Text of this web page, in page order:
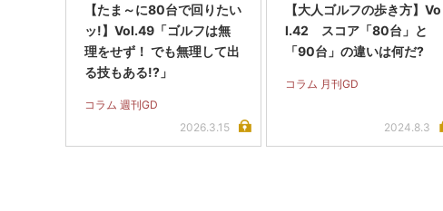
【たま～に80台で回りたい
ッ!】Vol.49「ゴルフは無
理をせず！ でも無理して出
る技もある!?」
コラム 週刊GD
2026.3.15
【大人ゴルフの歩き方】Vo
l.42 スコア「80台」と
「90台」の違いは何だ?
コラム 月刊GD
2024.8.3